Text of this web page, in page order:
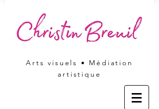
Arts visuels • Médiation
artistique